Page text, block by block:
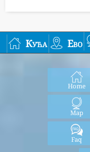
Кућа Ево
Home
Map
Faq